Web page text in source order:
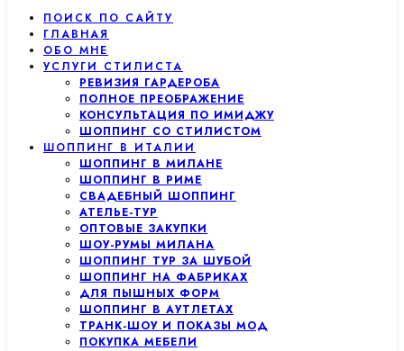
ПОИСК ПО САЙТУ
ГЛАВНАЯ
ОБО МНЕ
УСЛУГИ СТИЛИСТА
РЕВИЗИЯ ГАРДЕРОБА
ПОЛНОЕ ПРЕОБРАЖЕНИЕ
КОНСУЛЬТАЦИЯ ПО ИМИДЖУ
ШОППИНГ СО СТИЛИСТОМ
ШОППИНГ В ИТАЛИИ
ШОППИНГ В МИЛАНЕ
ШОППИНГ В РИМЕ
СВАДЕБНЫЙ ШОППИНГ
АТЕЛЬЕ-ТУР
ОПТОВЫЕ ЗАКУПКИ
ШОУ-РУМЫ МИЛАНА
ШОППИНГ ТУР ЗА ШУБОЙ
ШОППИНГ НА ФАБРИКАХ
ДЛЯ ПЫШНЫХ ФОРМ
ШОППИНГ В АУТЛЕТАХ
ТРАНК-ШОУ И ПОКАЗЫ МОД
ПОКУПКА МЕБЕЛИ